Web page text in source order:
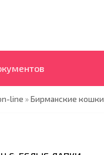
line »Бирманские кошки